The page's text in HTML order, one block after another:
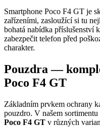
Smartphone Poco F4 GT je
zařízeními, zasloužící si tu
bohatá nabídka příslušenství
zabezpečit telefon před
charakter.
Pouzdra —
Poco F4 GT
Základním prvkem ochrany
pouzdro. V našem
Poco F4 GT v různých